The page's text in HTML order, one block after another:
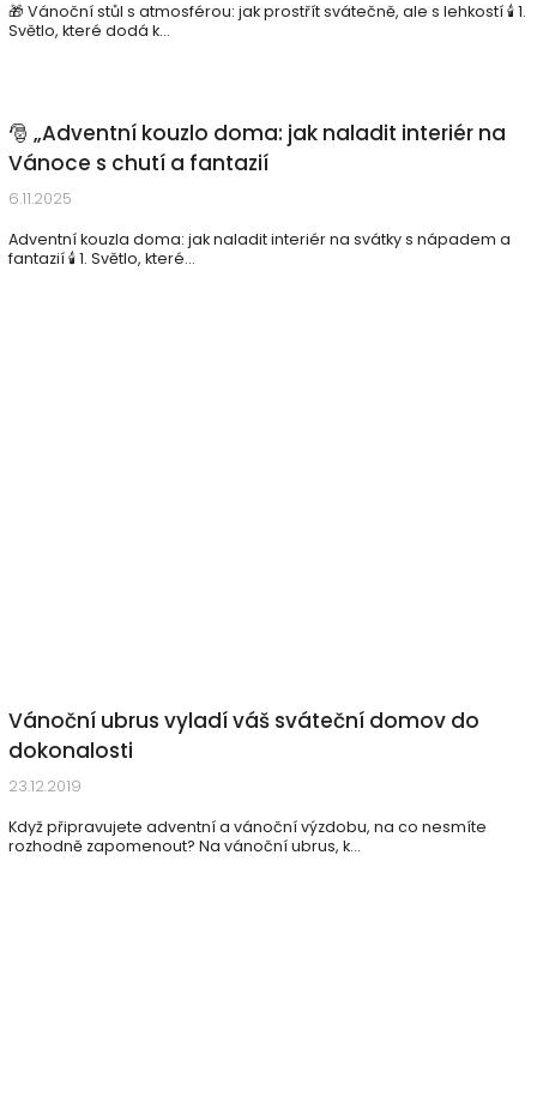
🎁 Vánoční stůl s atmosférou: jak prostřít svátečně, ale s lehkostí 🕯️ 1.
Světlo, které dodá k...
🎅 „Adventní kouzlo doma: jak naladit interiér na
Vánoce s chutí a fantazií
6.11.2025
Adventní kouzla doma: jak naladit interiér na svátky s nápadem a
fantazií 🕯️ 1. Světlo, které...
Vánoční ubrus vyladí váš sváteční domov do
dokonalosti
23.12.2019
Když připravujete adventní a vánoční výzdobu, na co nesmíte
rozhodně zapomenout? Na vánoční ubrus, k...